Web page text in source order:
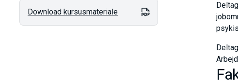
Download kursusmateriale